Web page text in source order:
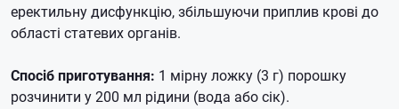
еректильну дисфункцію, збільшуючи приплив крові до
області статевих органів.
Спосіб приготування: 1 мірну ложку (3 г) порошку
розчинити у 200 мл рідини (вода або сік).